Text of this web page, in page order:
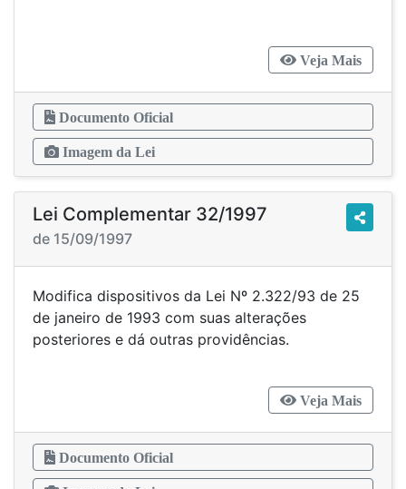
Veja Mais
Documento Oficial
Imagem da Lei
Lei Complementar 32/1997
de 15/09/1997
Modifica dispositivos da Lei Nº 2.322/93 de 25
de janeiro de 1993 com suas alterações
posteriores e dá outras providências.
Veja Mais
Documento Oficial